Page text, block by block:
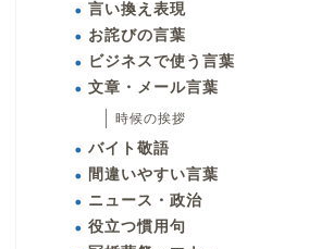
言い換え表現
お詫びの言葉
ビジネスで使う言葉
文章・メール言葉
時候の挨拶
バイト敬語
間違いやすい言葉
ニュース・政治
役立つ慣用句